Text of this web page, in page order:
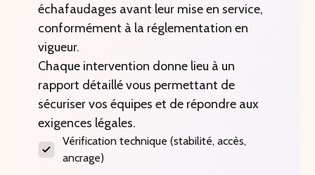
échafaudages avant leur mise en service,
conformément à la réglementation en
vigueur.
Chaque intervention donne lieu à un
rapport détaillé vous permettant de
sécuriser vos équipes et de répondre aux
exigences légales.
Vérification technique (stabilité, accès,
ancrage)